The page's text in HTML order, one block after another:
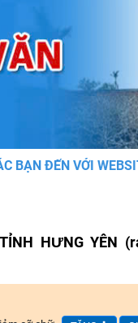
VỚI WEBSITE
HƯNG YÊN